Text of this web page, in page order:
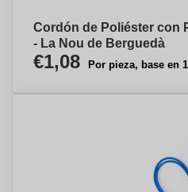
Cordón de Poliéster con
- La Nou de Berguedà
€1,08 Por pieza, base en